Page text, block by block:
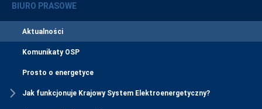
BIURO PRASOWE
Aktualności
Komunikaty OSP
Prosto o energetyce
Jak funkcjonuje Krajowy System Elektroenergetyczny?